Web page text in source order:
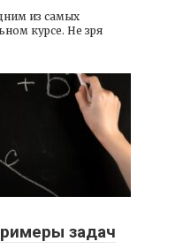
из самых
курсе. Не зря
задач